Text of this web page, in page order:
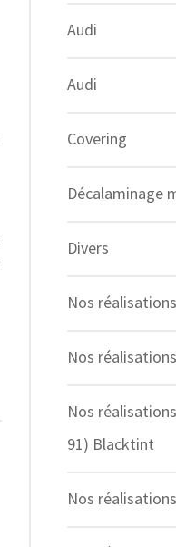
Audi
Audi
Covering
Décalaminage
Divers
Nos
Nos
Nos
91) Blacktint
Nos